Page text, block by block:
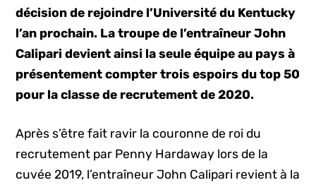
décision de rejoindre l’Université du Kentucky
l’an prochain. La troupe de l’entraîneur John
Calipari devient ainsi la seule équipe au pays à
présentement compter trois espoirs du top 50
pour la classe de recrutement de 2020.
Après s’être fait ravir la couronne de roi du
recrutement par Penny Hardaway lors de la
cuvée 2019, l’entraîneur John Calipari revient à la